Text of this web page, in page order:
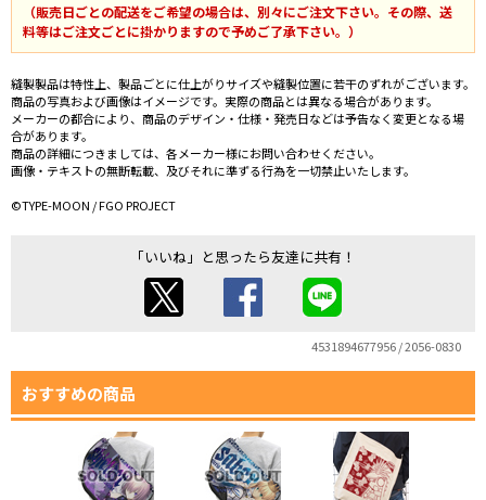
（販売日ごとの配送をご希望の場合は、別々にご注文下さい。その際、送
料等はご注文ごとに掛かりますので予めご了承下さい。）
縫製製品は特性上、製品ごとに仕上がりサイズや縫製位置に若干のずれがございます。
商品の写真および画像はイメージです。実際の商品とは異なる場合があります。
メーカーの都合により、商品のデザイン・仕様・発売日などは予告なく変更となる場
合があります。
商品の詳細につきましては、各メーカー様にお問い合わせください。
画像・テキストの無断転載、及びそれに準ずる行為を一切禁止いたします。
©TYPE-MOON / FGO PROJECT
「いいね」と思ったら友達に共有！
4531894677956 / 2056-0830
おすすめの商品